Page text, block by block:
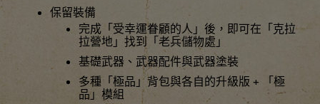
保留裝備
完成「受幸運眷顧的人」後，即可在「克拉
拉營地」找到「老兵儲物處」
基礎武器、武器配件與武器塗裝
多種「極品」背包與各自的升級版 + 「極
品」模組